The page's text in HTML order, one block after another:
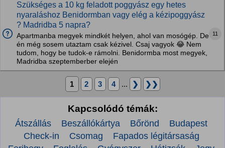
Szükséges a 10 kg feladott poggyász egy hetes
nyaraláshoz Benidormban vagy elég a kézipoggyász
? Madridba 5 napra?
Apartmanba megyek mindkét helyen, ahol van mosógép. De
én még sosem utaztam csak kézivel. Csaj vagyok 😂 Nem
tudom, hogy be tudok-e rámolni. Benidormba most megyek,
Madridba szeptemberber elején
11
1 2 3 4 ... ❯ ❯❯
Kapcsolódó témák:
Átszállás Beszállókártya Bőrönd
Budapest
Check-in
Csomag
Fapados légitársaság